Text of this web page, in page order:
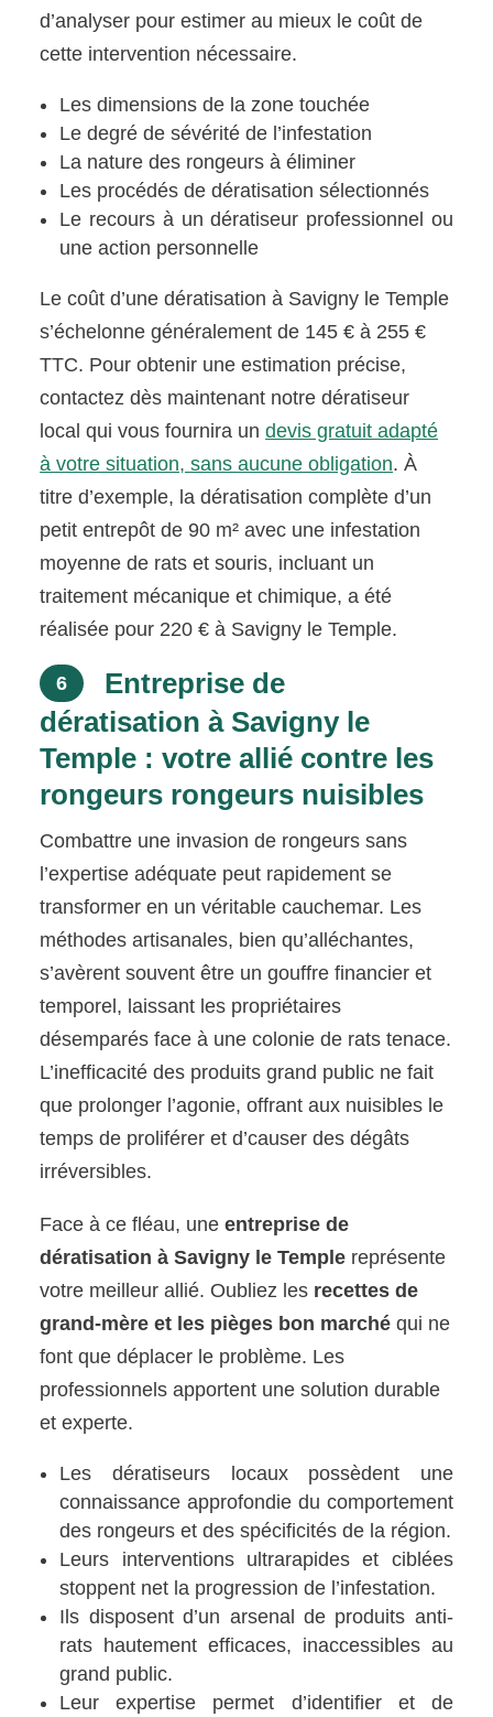
d’analyser pour estimer au mieux le coût de
cette intervention nécessaire.
Les dimensions de la zone touchée
Le degré de sévérité de l’infestation
La nature des rongeurs à éliminer
Les procédés de dératisation sélectionnés
Le recours à un dératiseur professionnel ou
une action personnelle
Le coût d’une dératisation à Savigny le Temple
s’échelonne généralement de 145 € à 255 €
TTC. Pour obtenir une estimation précise,
contactez dès maintenant notre dératiseur
local qui vous fournira undevis gratuit adapté
à votre situation, sans aucune obligation. À
titre d’exemple, la dératisation complète d’un
petit entrepôt de 90 m² avec une infestation
moyenne de rats et souris, incluant un
traitement mécanique et chimique, a été
réalisée pour 220 € à Savigny le Temple.
6
Entreprise de
dératisation à Savigny le
Temple : votre allié contre les
rongeurs rongeurs nuisibles
Combattre une invasion de rongeurs sans
l’expertise adéquate peut rapidement se
transformer en un véritable cauchemar. Les
méthodes artisanales, bien qu’alléchantes,
s’avèrent souvent être un gouffre financier et
temporel, laissant les propriétaires
désemparés face à une colonie de rats tenace.
L’inefficacité des produits grand public ne fait
que prolonger l’agonie, offrant aux nuisibles le
temps de proliférer et d’causer des dégâts
irréversibles.
Face à ce fléau, uneentreprise de
dératisation à Savigny le Temple représente
votre meilleur allié. Oubliez les recettes de
grand-mère et les pièges bon marché qui ne
font que déplacer le problème. Les
professionnels apportent une solution durable
et experte.
Les dératiseurs locaux possèdent une
connaissance approfondie du comportement
des rongeurs et des spécificités de la région.
Leurs interventions ultrarapides et ciblées
stoppent net la progression de l’infestation.
Ils disposent d’un arsenal de produits anti-
rats hautement efficaces, inaccessibles au
grand public.
Leur expertise permet d’identifier et de